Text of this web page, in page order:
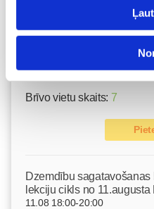
Kā bērnam iekļauties
Brīvo vietu skaits: 7
Dzemdību sagatavošanas
lekciju cikls no
11.08 18:00-20:00